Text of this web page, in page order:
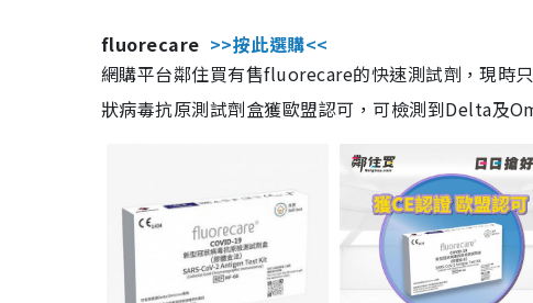
fluorecare >>按此選購<<
網購平台鄰住買有售fluorecare的快速測試劑，現時
狀病毒抗原測試劑盒獲歐盟認可，可檢測到Delta及